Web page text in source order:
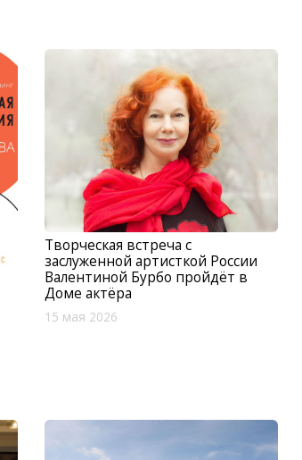
Творческая встреча с
заслуженной артисткой России
Валентиной Бурбо пройдёт в
Доме актёра
15 мая 2026